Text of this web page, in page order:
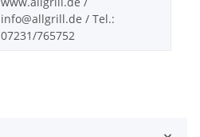
info@allgrill.de / Tel.:
07231/765752